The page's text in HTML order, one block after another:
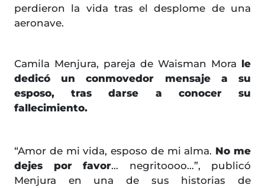
perdieron la vida tras el desplome de una
aeronave.
Camila Menjura, pareja de Waisman Mora le
dedicó un conmovedor mensaje a su
esposo, tras darse a conocer su
fallecimiento.
“Amor de mi vida, esposo de mi alma. No me
dejes por favor… negritoooo…”, publicó
Menjura en una de sus historias de